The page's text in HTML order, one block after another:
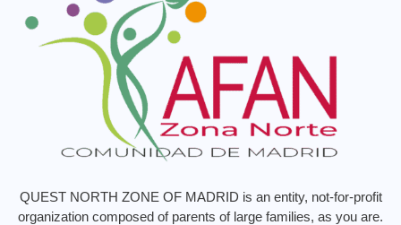
QUEST NORTH ZONE OF MADRID is an entity, not-for-profit
organization composed of parents of large families, as you are.